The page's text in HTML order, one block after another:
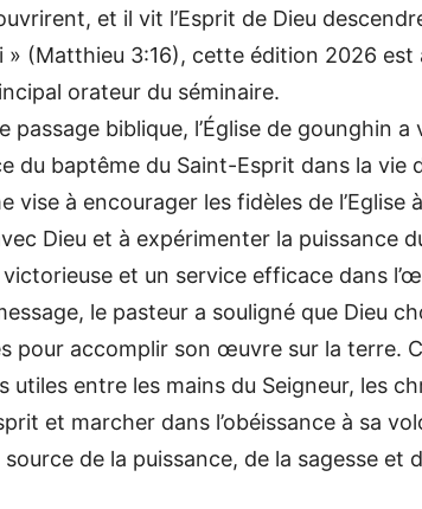
et il vit l’Esprit de Dieu
» (Matthieu 3:16), cette édition 2026 est
orateur du séminaire.
passage biblique, l’Église de gounghin
du baptême du Saint-Esprit dans la vie
vise à encourager les fidèles de
Dieu et à expérimenter la puissance
et un service efficace dans
le pasteur a souligné que Dieu
pour accomplir son œuvre sur la terre.
utiles entre les mains du Seigneur, les
et marcher dans l’obéissance à sa
source de la puissance, de la sagesse et